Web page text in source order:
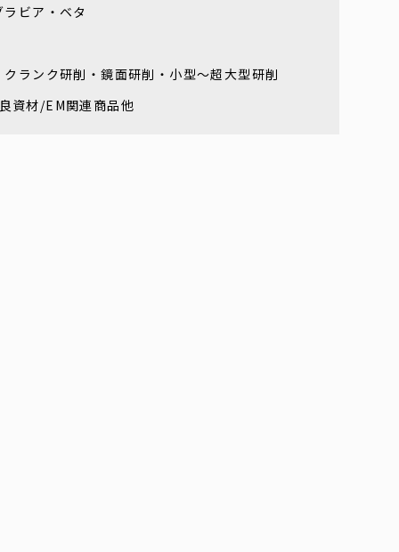
ビア・ベタ
ランク研削・鏡面研削・小型～超大型研削
資材/EM関連商品他